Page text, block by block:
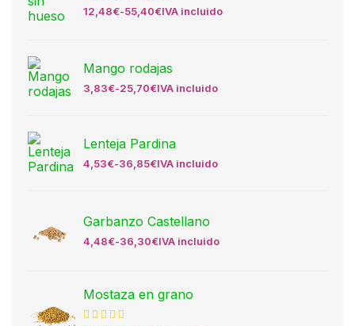
12,48€-55,40€IVA incluido
Mango rodajas
3,83€-25,70€IVA incluido
Lenteja Pardina
4,53€-36,85€IVA incluido
Garbanzo Castellano
4,48€-36,30€IVA incluido
Mostaza en grano